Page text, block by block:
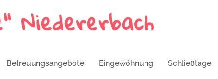
Niedererbach
Betreuungs­angebote Eingewöhnung Schließtage